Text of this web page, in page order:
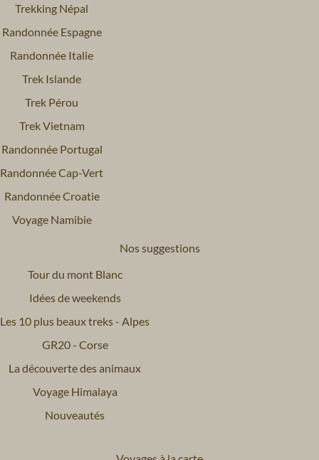
Trekking Népal
Randonnée Espagne
Randonnée Italie
Trek Islande
Trek Pérou
Trek Vietnam
Randonnée Portugal
Randonnée Cap-Vert
Randonnée Croatie
Voyage Namibie
Nos suggestions
Tour du mont Blanc
Idées de weekends
Les 10 plus beaux treks - Alpes
GR20 - Corse
La découverte des animaux
Voyage Himalaya
Nouveautés